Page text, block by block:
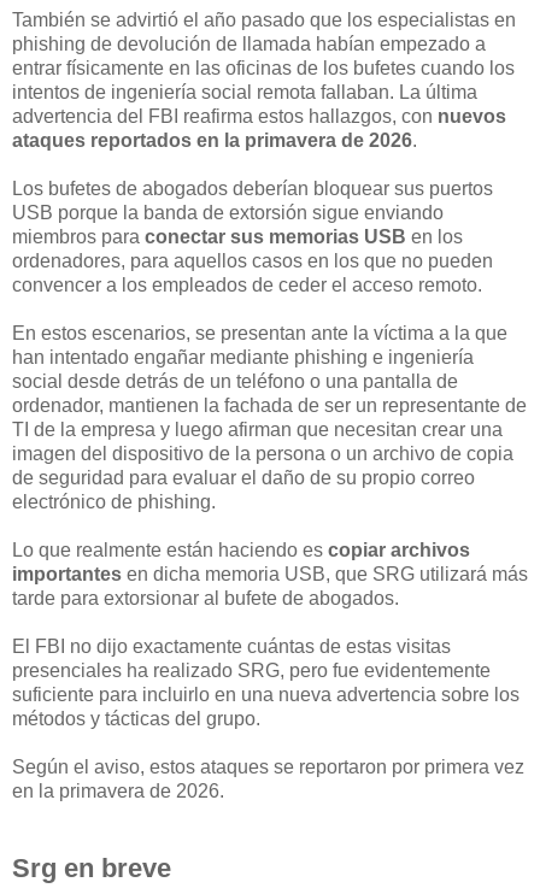
También se advirtió el año pasado que los especialistas en
phishing de devolución de llamada habían empezado a
entrar físicamente en las oficinas de los bufetes cuando los
intentos de ingeniería social remota fallaban. La última
advertencia del FBI reafirma estos hallazgos, con nuevos
ataques reportados en la primavera de 2026.
Los bufetes de abogados deberían bloquear sus puertos
USB porque la banda de extorsión sigue enviando
miembros para conectar sus memorias USB en los
ordenadores, para aquellos casos en los que no pueden
convencer a los empleados de ceder el acceso remoto.
En estos escenarios, se presentan ante la víctima a la que
han intentado engañar mediante phishing e ingeniería
social desde detrás de un teléfono o una pantalla de
ordenador, mantienen la fachada de ser un representante de
TI de la empresa y luego afirman que necesitan crear una
imagen del dispositivo de la persona o un archivo de copia
de seguridad para evaluar el daño de su propio correo
electrónico de phishing.
Lo que realmente están haciendo es copiar archivos
importantes en dicha memoria USB, que SRG utilizará más
tarde para extorsionar al bufete de abogados.
El FBI no dijo exactamente cuántas de estas visitas
presenciales ha realizado SRG, pero fue evidentemente
suficiente para incluirlo en una nueva advertencia sobre los
métodos y tácticas del grupo.
Según el aviso, estos ataques se reportaron por primera vez
en la primavera de 2026.
Srg en breve